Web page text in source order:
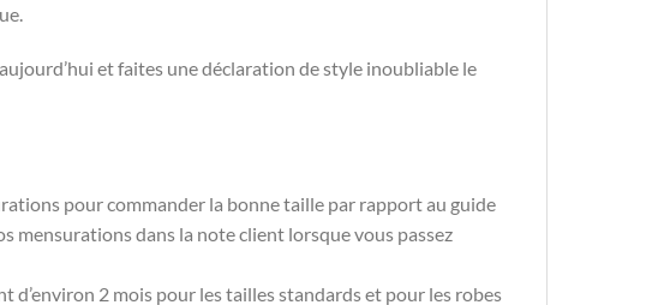
aujourd’hui et faites une déclaration de style inoubliable le
pour commander la bonne taille par rapport au guide
mensurations dans la note client lorsque vous passez
d’environ 2 mois pour les tailles standards et pour les robes